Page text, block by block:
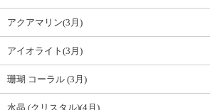
アクアマリン(3月)
アイオライト(3月)
珊瑚 コーラル (3月)
水晶 (クリスタル)(4月)